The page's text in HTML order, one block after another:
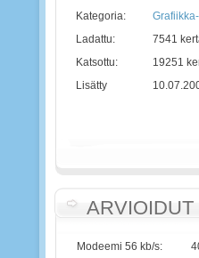
Kategoria:
Ladattu:
7541
Katsottu:
19251
Lisätty
ARVIOIDUT
Modeemi 56 kb/s: